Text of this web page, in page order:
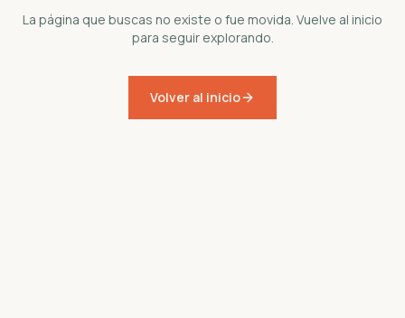
La página que buscas no existe o fue movida. Vuelve al inicio
para seguir explorando.
Volver al inicio